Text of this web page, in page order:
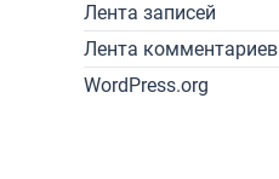
Лента записей
Лента комментариев
WordPress.org